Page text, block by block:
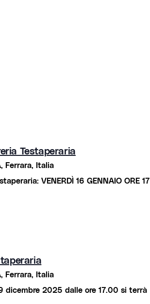
Testaperaria
Ferrara, Italia
VENERDÌ 16 GENNAIO ORE 17
Ferrara, Italia
dicembre 2025 dalle ore 17.00 si terrà